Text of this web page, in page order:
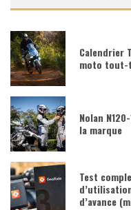
Calendrier
moto tout-
Nolan
la marque
Test
d’avance